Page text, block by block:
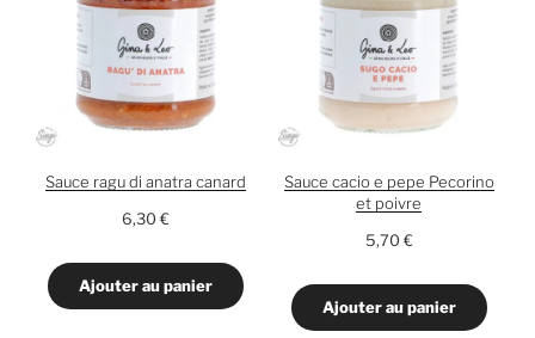
Sauce ragu di anatra canard
6,30€
Ajouter au panier
Sauce cacio e pepe Pecorino
et poivre
5,70 €
Ajouter au panier